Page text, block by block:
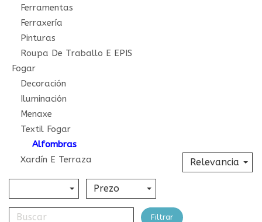
Ferramentas
Ferraxería
Pinturas
Roupa De Traballo E EPIS
Fogar
Decoración
Iluminación
Menaxe
Textil Fogar
Alfombras
Xardín E Terraza
Prezo
Relevancia
Filtrar